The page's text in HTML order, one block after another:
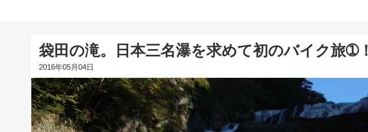
袋田の滝。日本三名瀑を求めて初のバイク旅➀！
2016年05月04日